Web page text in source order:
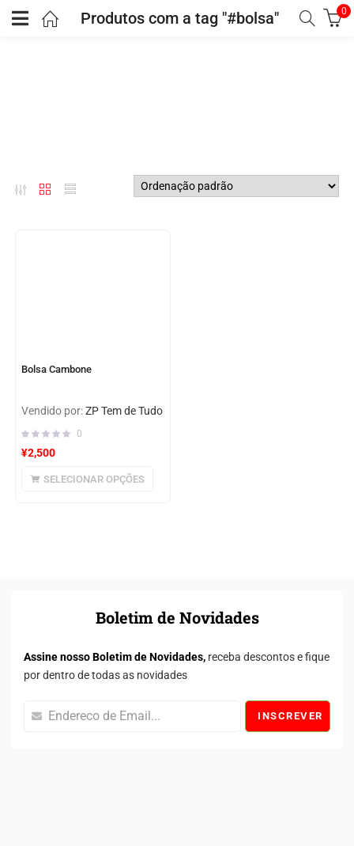
Produtos com a tag "#bolsa" 0
Bolsa Cambone
Vendido por:ZP Tem de Tudo
0
¥2,500
SELECIONAR OPÇÕES
Boletim de Novidades
Assine nosso Boletim de Novidades, receba descontos e fique
por dentro de todas as novidades
INSCREVER